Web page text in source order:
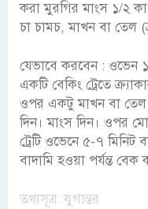
করা মুরগির মাংস ১/২
চা চামচ, মাখন বা তেল
যেভাবে করবেন : ওভেন
একটি বেকিং ট্রেতে
ওপর একটু মাখন বা তেল
দিন। মাংস দিন। ওপর
ট্রেটি ওভেনে ৫-৭
বাদামি হওয়া পর্যন্ত
তথ্যসূত্র: যুগান্তর